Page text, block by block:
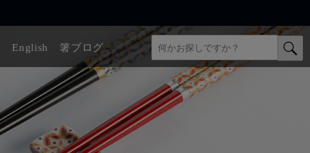
English 箸ブログ